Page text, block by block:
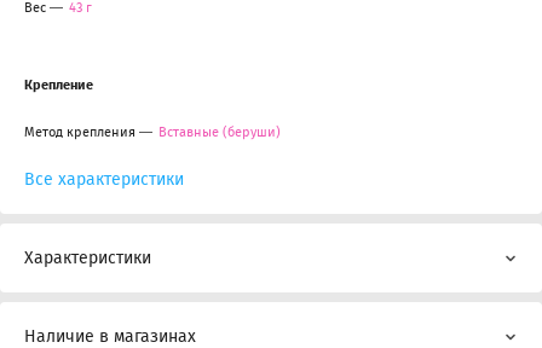
Вес 43 г
Крепление
Метод крепления Вставные (беруши)
Все характеристики
Характеристики
Наличие в магазинах